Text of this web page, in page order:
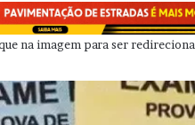
na imagem para ser